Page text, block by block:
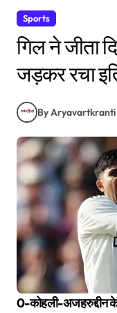
Sports
गिल ने जीता
जड़कर रचा
By Aryavartkranti
0-कोहली-अजहरुद्दीन